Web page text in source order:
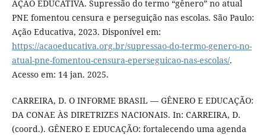
AÇÃO EDUCATIVA. Supressão do termo “gênero” no atual
PNE fomentou censura e perseguição nas escolas. São Paulo:
Ação Educativa, 2023. Disponível em:
https://acaoeducativa.org.br/supressao-do-termo-genero-no-
atual-pne-fomentou-censura-eperseguicao-nas-escolas/.
Acesso em: 14 jan. 2025.
CARREIRA, D. O INFORME BRASIL — GÊNERO E EDUCAÇÃO:
DA CONAE ÀS DIRETRIZES NACIONAIS. In: CARREIRA, D.
(coord.). GÊNERO E EDUCAÇÃO: fortalecendo uma agenda